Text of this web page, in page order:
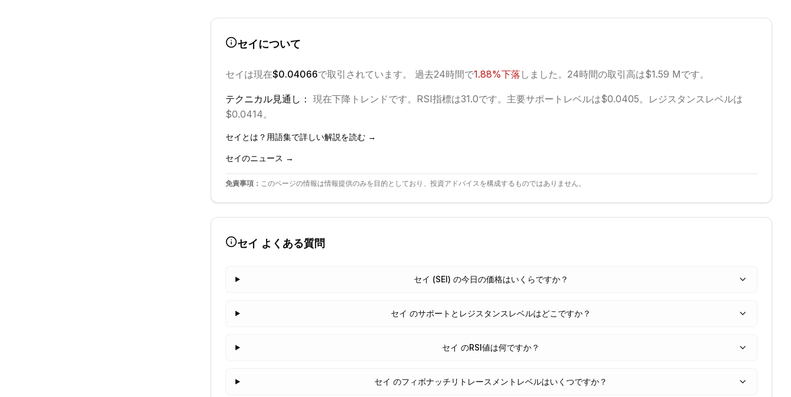
セイについて
セイ は現在$0.04066で取引されています。 過去24時間で1.88%下落 しました。 24時間の取引高は$1.59 Mです。
テクニカル見通し： 現在下降 トレンドです。 RSI指標は31.0です。 主要サポートレベルは$0.0405。
レジスタンスレベルは
$0.0414。
セイ とは？用語集で詳しい解説を読む →
セイのニュース →
免責事項： このページの情報は情報提供のみを目的としており、投資アドバイスを構成するものではありません。
セイ よくある質問
セイ (SEI) の今日の価格はいくらですか？
セイ のサポートとレジスタンスレベルはどこですか？
セイ のRSI値は何ですか？
セイ のフィボナッチリトレースメントレベルはいくつですか？